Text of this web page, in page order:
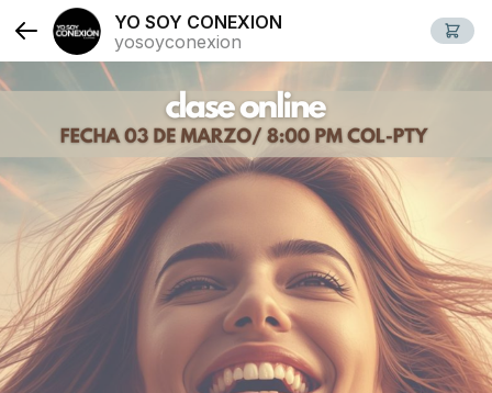
YO SOY CONEXION
yosoyconexion
Slide 1 of 2